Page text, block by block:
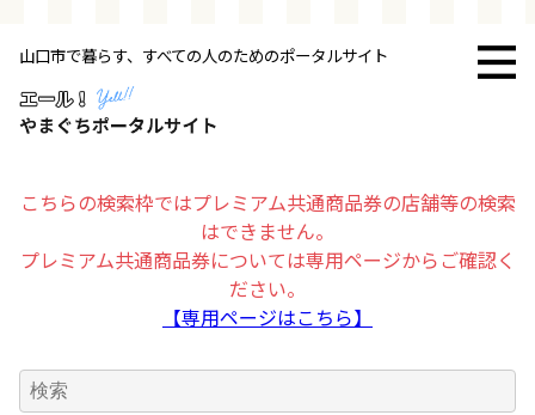
山口市で暮らす、すべての人のためのポータルサイト
こちらの検索枠ではプレミアム共通商品券の店舗等の検索
はできません。
プレミアム共通商品券については専用ページからご確認く
ださい。
【専用ページはこちら】
トップページ
その他